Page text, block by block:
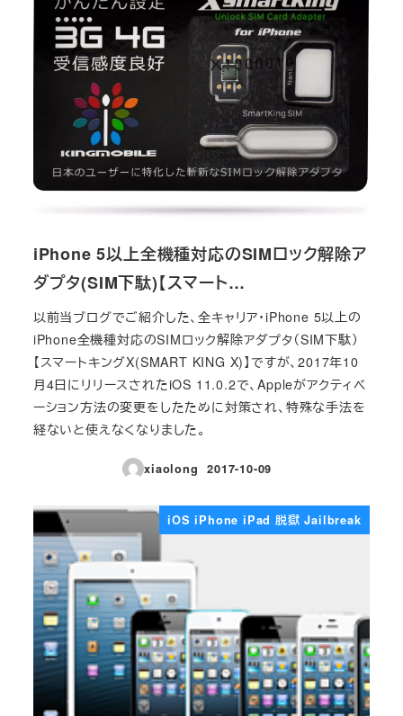
iPhone 5以上全機種対応のSIMロック解除ア
ダプタ(SIM下駄)【スマート…
以前当ブログでご紹介した、全キャリア・iPhone 5以上の
iPhone全機種対応のSIMロック解除アダプタ（SIM下駄）
【スマートキングX(SMART KING X)】ですが、2017年10
月4日にリリースされたiOS 11.0.2で、Appleがアクティベ
ーション方法の変更をしたために対策され、特殊な手法を
経ないと使えなくなりました。
xiaolong
投稿日
2017-10-09
iOS iPhone iPad 脱獄 Jailbreak